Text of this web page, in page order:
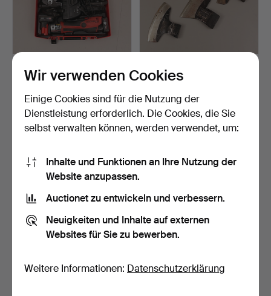
PRESSWERKZEUG für
Kunststoff- und Metallro…
2 Gebote
211 USD
Äxte, 5 Stück, Hults Bruk.
28 Gebote
275 USD
FRAME KLIPP, Gusseisen,
RASENMÄHER, Briggs &
Wir verwenden Cookies
Einige Cookies sind für die Nutzung der
Dienstleistung erforderlich. Die Cookies, die Sie
selbst verwalten können, werden verwendet, um:
Inhalte und Funktionen an Ihre Nutzung der
Website anzupassen.
Auctionet zu entwickeln und verbessern.
Neuigkeiten und Inhalte auf externen
Websites für Sie zu bewerben.
Weitere Informationen: Datenschutzerklärung